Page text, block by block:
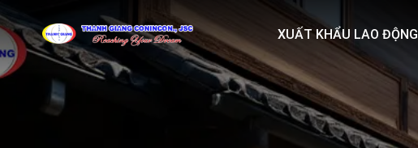
to
content
XUẤT KHẨU LAO